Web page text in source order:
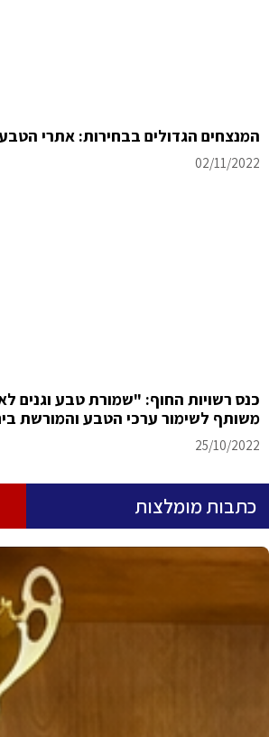
המנצחים הגדולים בבחירות: אתרי
02/11/2022
כנס רשויות החוף: "שמורת טבע וגנים
משותף לשימור ערכי הטבע והמורשת
25/10/2022
כתבות מומלצות